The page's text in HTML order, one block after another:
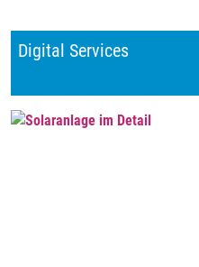
Digital Services